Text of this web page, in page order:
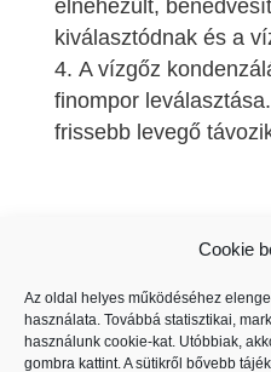
Cookie
Az oldal helyes működéséhez
használata. Továbbá statisztikai,
használunk cookie-kat. Utóbbiak,
gombra kattint. A sütikről bővebb
elnehezült,
kiválasztódnak és a
A vízgőz
finompor
frissebb levegő
Porszívó